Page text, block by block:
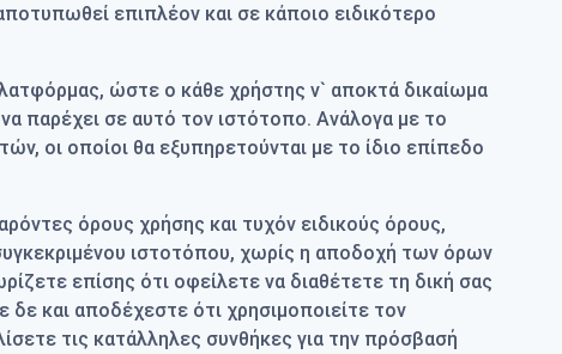
επιπλέον και σε κάποιο ειδικότερο
ώστε ο κάθε χρήστης ν` αποκτά δικαίωμα
παρέχει σε αυτό τον ιστότοπο. Ανάλογα με το
οι οποίοι θα εξυπηρετούνται με το ίδιο επίπεδο
όρους χρήσης και τυχόν ειδικούς όρους,
ιστοτόπου, χωρίς η αποδοχή των όρων
επίσης ότι οφείλετε να διαθέτετε τη δική σας
και αποδέχεστε ότι χρησιμοποιείτε τον
τις κατάλληλες συνθήκες για την πρόσβασή